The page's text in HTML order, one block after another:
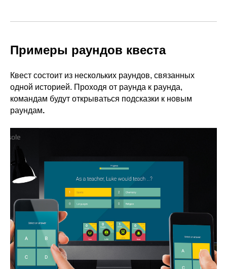
Примеры раундов квеста
Квест состоит из нескольких раундов, связанных
одной историей. Проходя от раунда к раунда,
командам будут открываться подсказки к новым
раундам.